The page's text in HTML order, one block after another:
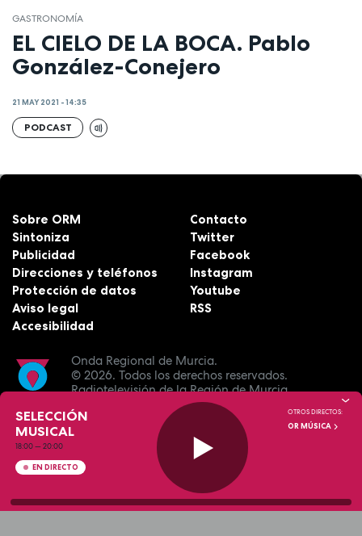
GASTRONOMÍA
EL CIELO DE LA BOCA. Pablo
González-Conejero
21 MAY 2021 - 14:35
PODCAST
Onda Regional de Murcia.
© 2026. Todos los derechos reservados.
Radiotelevisión de la Región de Murcia.
Sobre ORM
Sintoniza
Publicidad
Direcciones y teléfonos
Protección de datos
Aviso legal
Accesibilidad
Contacto
Twitter
Facebook
Instagram
Youtube
RSS
SELECCIÓN
MUSICAL
18:00—20:00
EN DIRECTO
OTROS DIRECTOS:
OR MÚSICA